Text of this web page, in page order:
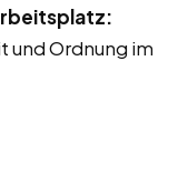
und Ordnung im